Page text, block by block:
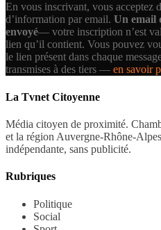
En vous inscrivant, vous acceptez
d’information par email. Un email
envoyé— votre inscription n’est
lien qu’il contient. Vous pouvez
le lien présent dans chaque
transmises à des tiers — en savoir
La Tvnet Citoyenne
Média citoyen de proximité.
et la région Auvergne-Rhône-
indépendante, sans publicité.
Rubriques
Politique
Social